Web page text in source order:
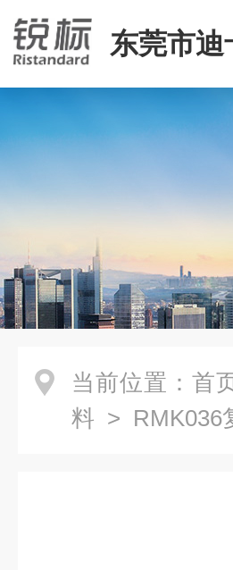
东莞市
当前位置： 首
料 > RMK036